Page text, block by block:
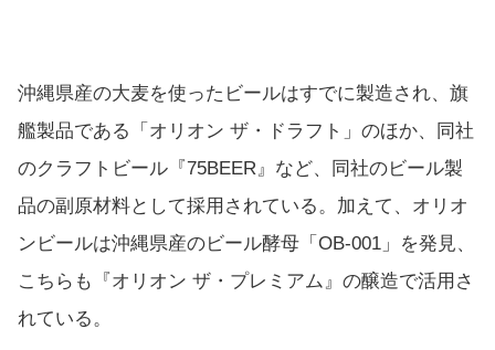
沖縄県産の大麦を使ったビールはすでに製造され、旗
艦製品である「オリオン ザ・ドラフト」のほか、同社
のクラフトビール『75BEER』など、同社のビール製
品の副原材料として採用されている。加えて、オリオ
ンビールは沖縄県産のビール酵母「OB-001」を発見、
こちらも『オリオン ザ・プレミアム』の醸造で活用さ
れている。